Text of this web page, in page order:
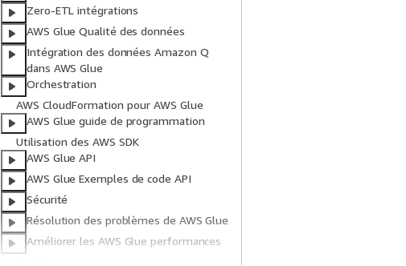
Zero-ETL intégrations
AWS Glue Qualité des données
Intégration des données Amazon Q
dans AWS Glue
Orchestration
AWS CloudFormation pour AWS Glue
AWS Glue guide de programmation
Utilisation des AWS SDK
AWS Glue API
AWS Glue Exemples de code API
Sécurité
Résolution des problèmes de AWS Glue
Améliorer les AWS Glue performances